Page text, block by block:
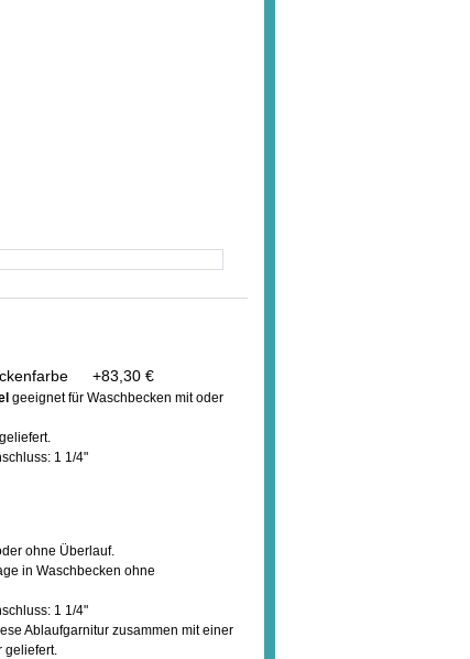
+83,30 €
geeignet für Waschbecken mit oder
1 1/4"
ohne Überlauf.
in Waschbecken ohne
1 1/4"
Ablaufgarnitur zusammen mit einer
geliefert.